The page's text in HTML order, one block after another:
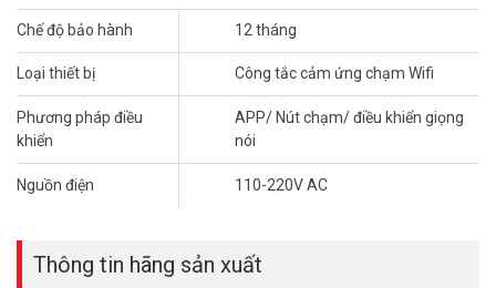
Chế độ bảo hành 12 tháng
Loại thiết bị Công tắc cảm ứng chạm Wifi
Phương pháp điều
khiển
APP/ Nút chạm/ điều khiển giọng
nói
Nguồn điện 110-220V AC
Thông tin hãng sản xuất